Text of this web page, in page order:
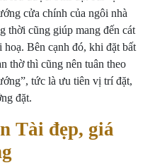
cửa chính của ngôi nhà
thời cũng giúp mang đến cát
Bên cạnh đó, khi đặt bất
thờ thì cũng nên tuân theo
tức là ưu tiên vị trí đặt,
đặt.
Tài đẹp, giá